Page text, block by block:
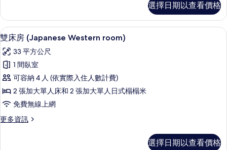
相
片
雙
床
房
詳
情
選擇日期以查看價格
顯
示
雙
床
房
(Japanese
Western
room)
雙床房 (Japanese Western room) |
5
雙床房 (Japanese Western room)
33 平方公尺
1 間臥室
可容納 4 人 (依實際入住人數計費)
2 張加大單人床和 2 張加大單人日式榻榻米
免費無線上網
更多資訊
更
選擇日期以查看價格